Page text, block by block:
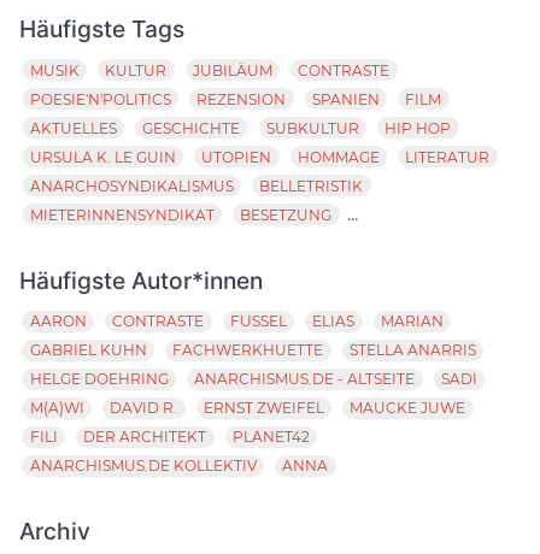
Häufigste Tags
MUSIK KULTUR JUBILÄUM
CONTRASTE
POESIE'N'POLITICS
REZENSION SPANIEN
FILM
AKTUELLES
GESCHICHTE SUBKULTUR
HIP HOP
URSULA K. LE GUIN
UTOPIEN HOMMAGE
LITERATUR
ANARCHOSYNDIKALISMUS
BELLETRISTIK
MIETERINNENSYNDIKAT
BESETZUNG ...
Häufigste Autor*innen
AARON CONTRASTE FUSSEL ELIAS
MARIAN
GABRIEL KUHN
FACHWERKHUETTE
STELLA ANARRIS
HELGE DOEHRING
ANARCHISMUS.DE - ALTSEITE
SADI
M(A)WI
DAVID R. ERNST ZWEIFEL
MAUCKE JUWE
FILI
DER ARCHITEKT
PLANET42
ANARCHISMUS.DE KOLLEKTIV
ANNA
Archiv